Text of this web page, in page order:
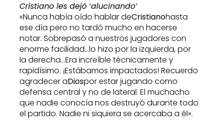
Cristiano les dejó ‘alucinando’
«Nunca había oído hablar deCristianohasta
ese día pero no tardó mucho en hacerse
notar. Sobrepasó a nuestros jugadores con
enorme facilidad…lo hizo por la izquierda, por
la derecha…Era increíble técnicamente y
rapidísimo. ¡Estábamos impactados! Recuerdo
agradecer aDiospor estar jugando como
defensa central y no de lateral. El muchacho
que nadie conocía nos destruyó durante todo
el partido. Nadie ni siquiera se acercaba a él».